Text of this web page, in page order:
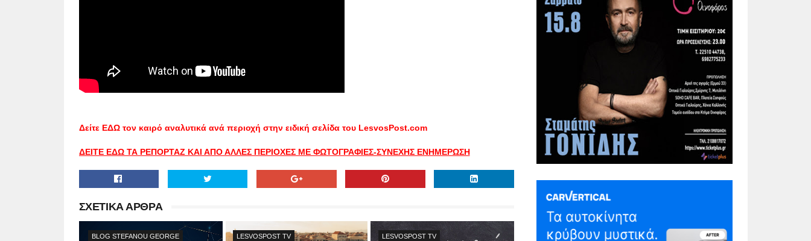
Δείτε ΕΔΩ τον καιρό αναλυτικά ανά περιοχή στην ειδική σελίδα του LesvosPost.com
ΔΕΙΤΕ ΕΔΩ ΤΑ ΡΕΠΟΡΤΑΖ ΚΑΙ ΑΠΟ ΑΛΛΕΣ ΠΕΡΙΟΧΕΣ ΜΕ ΦΩΤΟΓΡΑΦΙΕΣ-ΣΥΝΕΧΗΣ ΕΝΗΜΕΡΩΣΗ
ΣΧΕΤΙΚΑ ΑΡΘΡΑ
BLOG STEFANOU GEORGE LESVOSPOST TV LESVOSPOST TV